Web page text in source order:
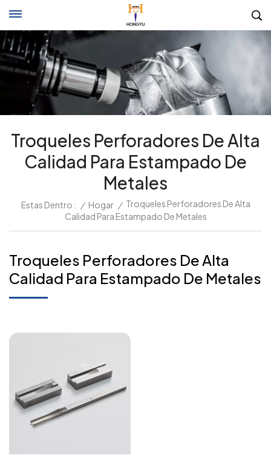
Troqueles Perforadores De Alta
Calidad Para Estampado De
Metales
Estas Dentro : / Hogar / Troqueles Perforadores De Alta
Calidad Para Estampado De Metales
Troqueles Perforadores De Alta
Calidad Para Estampado De Metales